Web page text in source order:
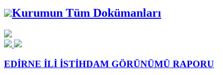
Kurumun Tüm Dokümanları
EDİRNE İLİ İSTİHDAM GÖRÜNÜMÜ RAPORU